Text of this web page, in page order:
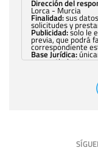
Dirección del
Lorca - Murcia
Finalidad:sus
solicitudes y
Publicidad:solo le
previa, que podrá
correspondiente
Base Jurídica:
consentimiento
nuestra entidad
tener
comunicarán
adicional y
política de